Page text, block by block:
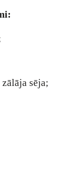
sēja;